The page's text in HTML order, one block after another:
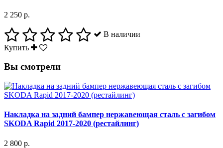
2 250 р.
В наличии
Купить
Вы смотрели
Накладка на задний бампер нержавеющая сталь с загибом
SKODA Rapid 2017-2020 (рестайлинг)
2 800 р.